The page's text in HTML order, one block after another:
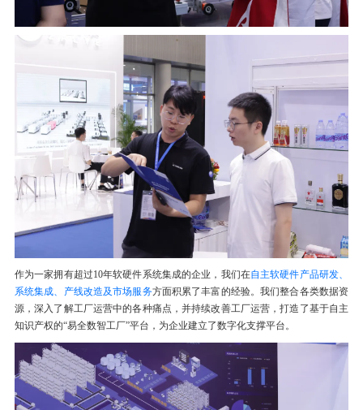
作为一家拥有超过10年软硬件系统集成的企业，我们在自主软硬件产品研发、
系统集成、产线改造及市场服务方面积累了丰富的经验。我们整合各类数据资
源，深入了解工厂运营中的各种痛点，并持续改善工厂运营，打造了基于自主
知识产权的“易全数智工厂”平台，为企业建立了数字化支撑平台。